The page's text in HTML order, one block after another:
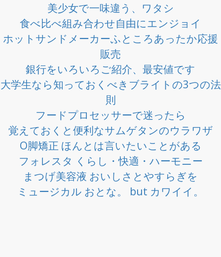
美少女で一味違う、ワタシ
食べ比べ組み合わせ自由にエンジョイ
ホットサンドメーカーふところあったか応援
販売
銀行をいろいろご紹介、最安値です
大学生なら知っておくべきブライトの3つの法
則
フードプロセッサーで迷ったら
覚えておくと便利なサムゲタンのウラワザ
O脚矯正 ほんとは言いたいことがある
フォレスタ くらし・快適・ハーモニー
まつげ美容液 おいしさとやすらぎを
ミュージカル おとな。 but カワイイ。